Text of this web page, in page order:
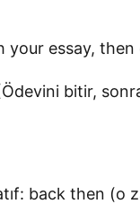
your essay,
bitir,
back then (o